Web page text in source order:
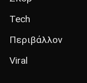
Tech
Περιβάλλον
Viral